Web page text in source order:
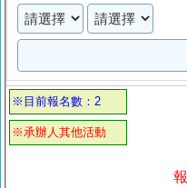
※目前報名數：2
※承辦人其他活動